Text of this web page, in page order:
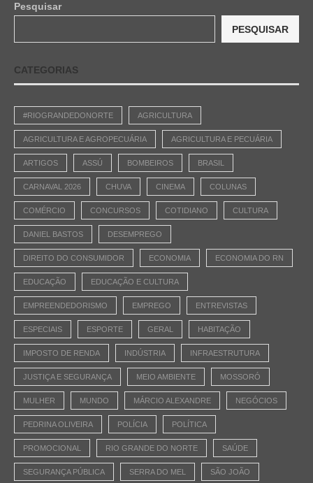
Pesquisar
PESQUISAR
CATEGORIAS
#RIOGRANDEDONORTE AGRICULTURA
AGRICULTURA E AGROPECUÁRIA AGRICULTURA E PECUÁRIA
ARTIGOS ASSÚ BOMBEIROS BRASIL
CARNAVAL 2026 CHUVA CINEMA COLUNAS
COMÉRCIO CONCURSOS COTIDIANO CULTURA
DANIEL BASTOS DESEMPREGO
DIREITO DO CONSUMIDOR ECONOMIA ECONOMIA DO RN
EDUCAÇÃO EDUCAÇÃO E CULTURA
EMPREENDEDORISMO EMPREGO ENTREVISTAS
ESPECIAIS ESPORTE GERAL HABITAÇÃO
IMPOSTO DE RENDA INDÚSTRIA INFRAESTRUTURA
JUSTIÇA E SEGURANÇA MEIO AMBIENTE MOSSORÓ
MULHER MUNDO MÁRCIO ALEXANDRE NEGÓCIOS
PEDRINA OLIVEIRA POLÍCIA POLÍTICA
PROMOCIONAL RIO GRANDE DO NORTE SAÚDE
SEGURANÇA PÚBLICA SERRA DO MEL SÃO JOÃO